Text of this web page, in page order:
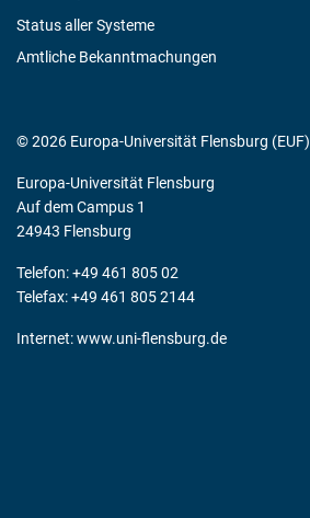
Status aller Systeme
Amtliche Bekanntmachungen
© 2026 Europa-Universität Flensburg (EUF)
Europa-Universität Flensburg
Auf dem Campus 1
24943 Flensburg
Telefon: +49 461 805 02
Telefax: +49 461 805 2144
Internet:www.uni-flensburg.de